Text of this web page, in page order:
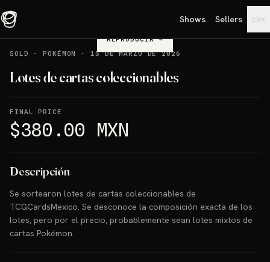
Shows Sellers EN ▾
REPRODUCIR→
SOLD
·POKÉMON · 15 DE MARZO DE 2026
Lotes de cartas coleccionables
FINAL PRICE
$380.00 MXN
Descripción
Se sortearon lotes de cartas coleccionables de
TCGCardsMexico. Se desconoce la composición exacta de los
lotes, pero por el precio, probablemente sean lotes mixtos de
cartas Pokémon.